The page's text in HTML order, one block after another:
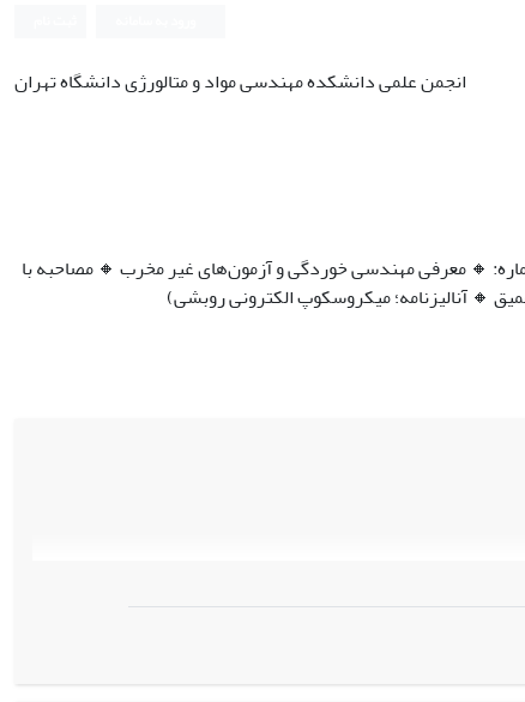
انجمن علمی دانشکده مهندسی مواد و متالورژی دانشگاه تهران
4، بهار 1400، صفحه 2-59 (بخش‌های این شماره: 🔸️ معرفی مهندسی خوردگی و آزمون‌های غیر مخرب 🔸️ مصاحبه با
🔸️ آنالیزنامه؛ میکروسکوپ الکترونی روبشی)